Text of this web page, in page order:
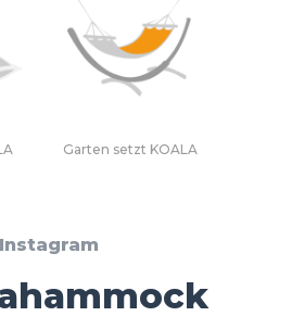
Garten setzt KOALA
Instagram